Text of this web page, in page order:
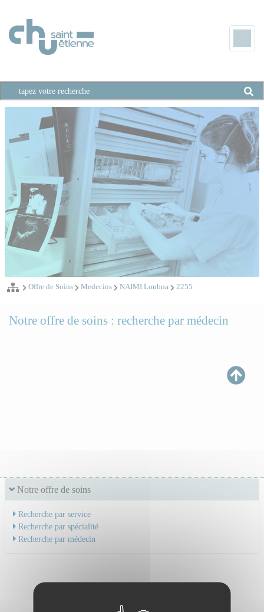
Offre de Soins Medecins NAIMI Loubna 2255
Notre offre de soins
Recherche par service
Recherche par spécialité
Recherche par médecin
Notre offre de soins : recherche par médecin